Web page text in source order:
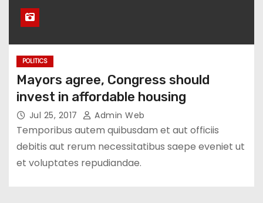
POLITICS
Mayors agree, Congress should
invest in affordable housing
Jul 25, 2017 Admin Web
Temporibus autem quibusdam et aut officiis
debitis aut rerum necessitatibus saepe eveniet ut
et voluptates repudiandae.